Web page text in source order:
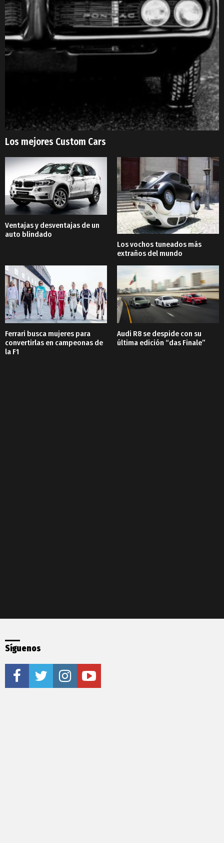
Los mejores Custom Cars
Ventajas y desventajas de un
auto blindado
Los vochos tuneados más
extraños del mundo
Ferrari busca mujeres para
convertirlas en campeonas de
la F1
Audi R8 se despide con su
última edición “das Finale”
Síguenos
facebooktwitter instagramyoutube